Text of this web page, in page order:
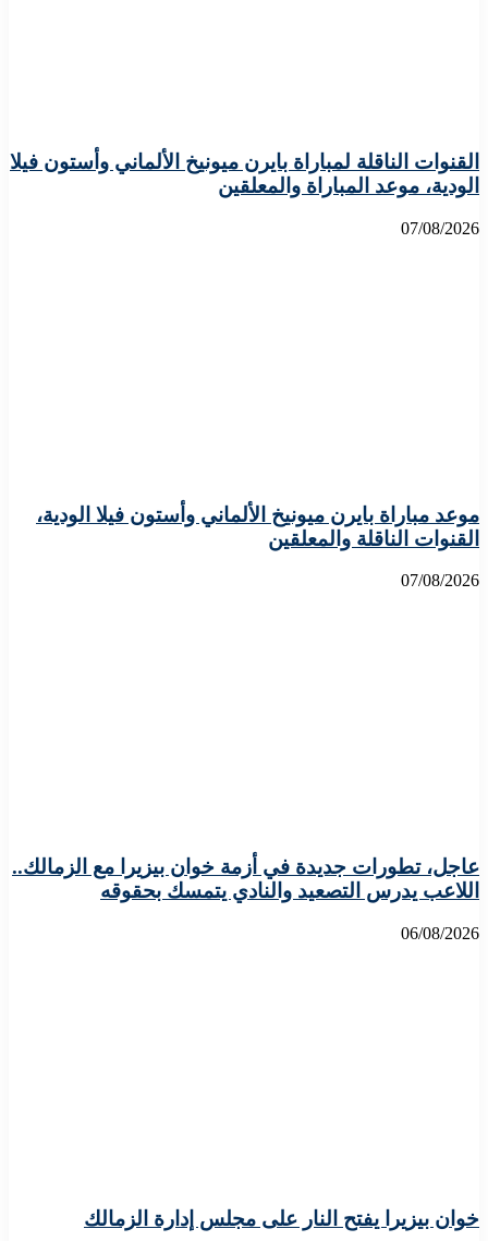
القنوات الناقلة لمباراة بايرن ميونيخ الألماني وأستون فيلا
الودية، موعد المباراة والمعلقين
07/08/2026
موعد مباراة بايرن ميونيخ الألماني وأستون فيلا الودية،
القنوات الناقلة والمعلقين
07/08/2026
عاجل، تطورات جديدة في أزمة خوان بيزيرا مع الزمالك..
اللاعب يدرس التصعيد والنادي يتمسك بحقوقه
06/08/2026
خوان بيزيرا يفتح النار على مجلس إدارة الزمالك